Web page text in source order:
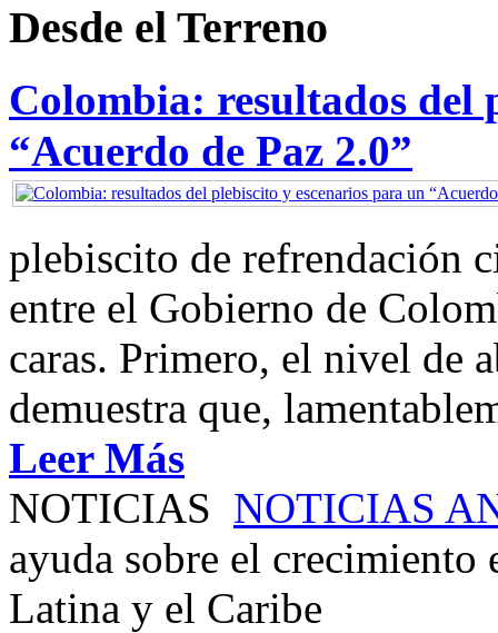
Desde el Terreno
Colombia: resultados del
“Acuerdo de Paz 2.0”
plebiscito de refrendación
entre el Gobierno de
caras. Primero, el nivel de
demuestra que,
Leer Más
NOTICIAS NOTICIAS
ayuda sobre el
Latina y el Caribe